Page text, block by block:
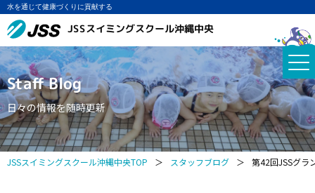
水を通じて健康づくりに貢献する
JSSスイミングスクール沖縄中央
Staff Blog
日々の情報を随時更新
JSSスイミングスクール沖縄中央TOP ＞ スタッフブログ ＞ 第42回JSSグラ